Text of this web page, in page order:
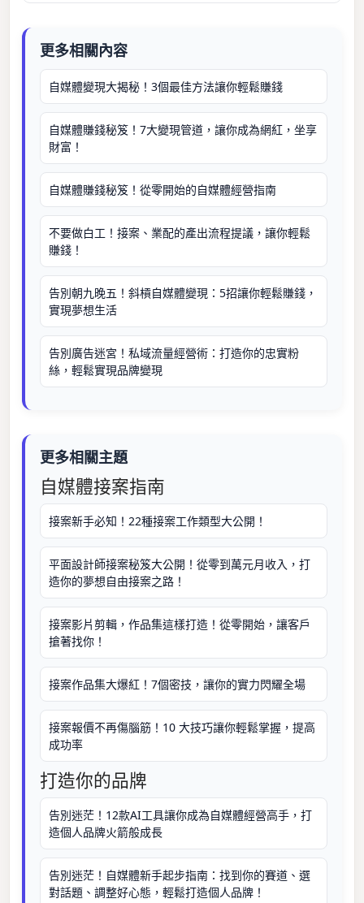
更多相關內容
自媒體變現大揭秘！3個最佳方法讓你輕鬆賺錢
自媒體賺錢秘笈！7大變現管道，讓你成為網紅，坐享
財富！
自媒體賺錢秘笈！從零開始的自媒體經營指南
不要做白工！接案、業配的產出流程提議，讓你輕鬆
賺錢！
告別朝九晚五！斜槓自媒體變現：5招讓你輕鬆賺錢，
實現夢想生活
告別廣告迷宮！私域流量經營術：打造你的忠實粉
絲，輕鬆實現品牌變現
更多相關主題
自媒體接案指南
接案新手必知！22種接案工作類型大公開！
平面設計師接案秘笈大公開！從零到萬元月收入，打
造你的夢想自由接案之路！
接案影片剪輯，作品集這樣打造！從零開始，讓客戶
搶著找你！
接案作品集大爆紅！7個密技，讓你的實力閃耀全場
接案報價不再傷腦筋！10 大技巧讓你輕鬆掌握，提高
成功率
打造你的品牌
告別迷茫！12款AI工具讓你成為自媒體經營高手，打
造個人品牌火箭般成長
告別迷茫！自媒體新手起步指南：找到你的賽道、選
對話題、調整好心態，輕鬆打造個人品牌！